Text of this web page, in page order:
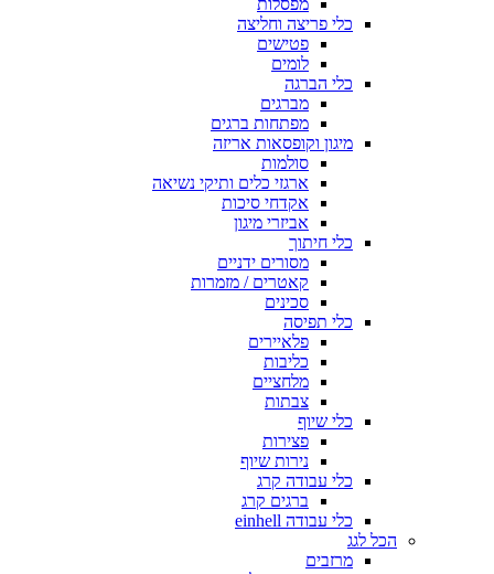
מפסלות
כלי פריצה וחליצה
פטישים
לומים
כלי הברגה
מברגים
מפתחות ברגים
מיגון וקופסאות אריזה
סולמות
ארגזי כלים ותיקי נשיאה
אקדחי סיכות
אביזרי מיגון
כלי חיתוך
מסורים ידניים
קאטרים / מזמרות
סכינים
כלי תפיסה
פלאיירים
כליבות
מלחציים
צבתות
כלי שיוף
פצירות
נירות שיוף
כלי עבודה קרג
ברגים קרג
כלי עבודה einhell
הכל לגג
מרזבים